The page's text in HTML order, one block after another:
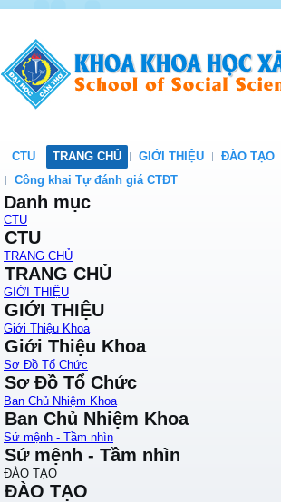
CTU TRANG CHỦ GIỚI THIỆU ĐÀO TẠO
Công khai Tự đánh giá CTĐT
Danh mục
CTU
CTU
TRANG CHỦ
TRANG CHỦ
GIỚI THIỆU
GIỚI THIỆU
Giới Thiệu Khoa
Giới Thiệu Khoa
Sơ Đồ Tổ Chức
Sơ Đồ Tổ Chức
Ban Chủ Nhiệm Khoa
Ban Chủ Nhiệm Khoa
Sứ mệnh - Tầm nhìn
Sứ mệnh - Tầm nhìn
ĐÀO TẠO
ĐÀO TẠO